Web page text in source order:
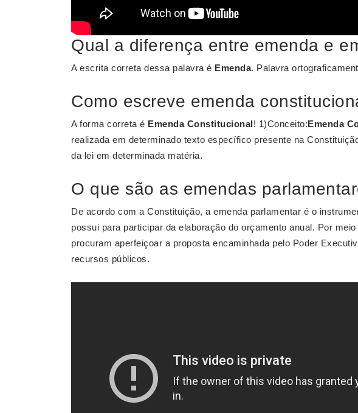
Qual a diferença entre emenda e
A escrita correta dessa palavra é Emenda. Palavra
Como escreve emenda
A forma correta é Emenda Constitucional! 1)Conceito:Emenda
realizada em determinado texto específico presente na
da lei em determinada matéria.
O que são as emendas
De acordo com a Constituição, a emenda parlamentar é o
possui para participar da elaboração do orçamento anual. Por
procuram aperfeiçoar a proposta encaminhada pelo Poder
recursos públicos.